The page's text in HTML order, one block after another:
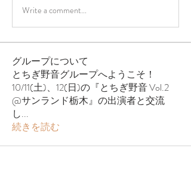
Write a comment...
グループについて
とちぎ野音グループへようこそ！
10/11(土)、12(日)の『とちぎ野音 Vol.2
@サンランド栃木』の出演者と交流
し...
続きを読む